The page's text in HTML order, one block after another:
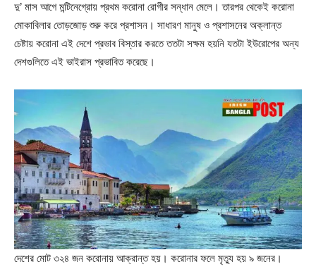
দু’ মাস আগে মন্টিনেগ্রোয় প্রথম করোনা রোগীর সন্ধান মেলে। তারপর থেকেই করোনা
মোকাবিলার তোড়জোড় শুরু করে প্রশাসন। সাধারণ মানুষ ও প্রশাসনের অক্লান্ত
চেষ্টায় করোনা এই দেশে প্রভাব বিস্তার করতে ততটা সক্ষম হয়নি যতটা ইউরোপের অন্য
দেশগুলিতে এই ভাইরাস প্রভাবিত করেছে।
দেশের মোট ৩২৪ জন করোনায় আক্রান্ত হয়। করোনার ফলে মৃত্যু হয় ৯ জনের।